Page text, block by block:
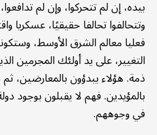
بيده، إن لم تتحركوا، وإن لم
وتتحالفوا تحالفا حقيقيًا، عسكريا
فعليا معالم الشرق الأوسط،
التغيير، على يد أولئك المجرمين
ذمة. هؤلاء يبدؤون بالمعارضين،
بالمؤيدين. فهم لا يقبلون بوجود
في وجوههم.